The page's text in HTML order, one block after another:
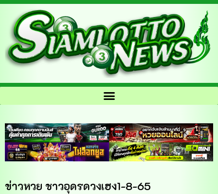
ข่าวหวย ชาวอุดรดวงเฮง1-8-65